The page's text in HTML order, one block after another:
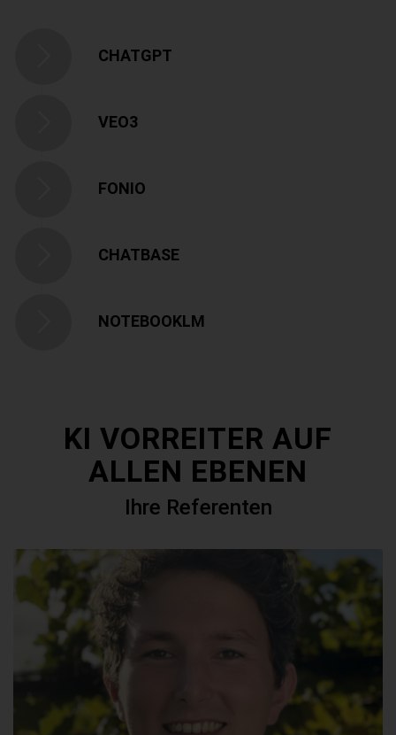
CHATGPT
VEO3
FONIO
CHATBASE
NOTEBOOKLM
KI VORREITER AUF
ALLEN EBENEN
Ihre Referenten